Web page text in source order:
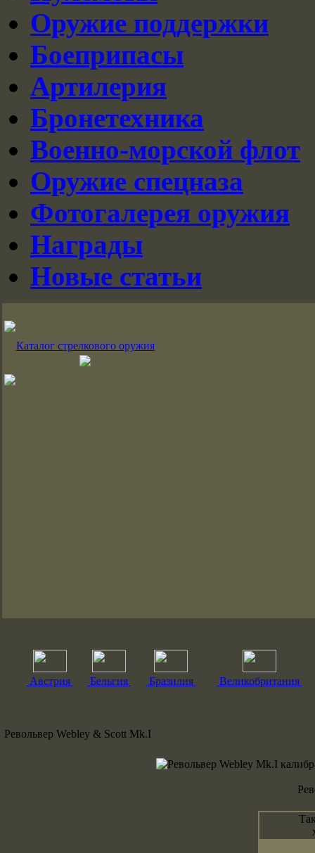
Оружие поддержки
Боеприпасы
Артилерия
Бронетехника
Военно-морской флот
Оружие спецназа
Фотогалерея оружия
Награды
Новые статьи
Каталог стрелкового оружия
Австрия Бельгия Бразилия Великобритания
Револьвер Webley & Scott Mk.I